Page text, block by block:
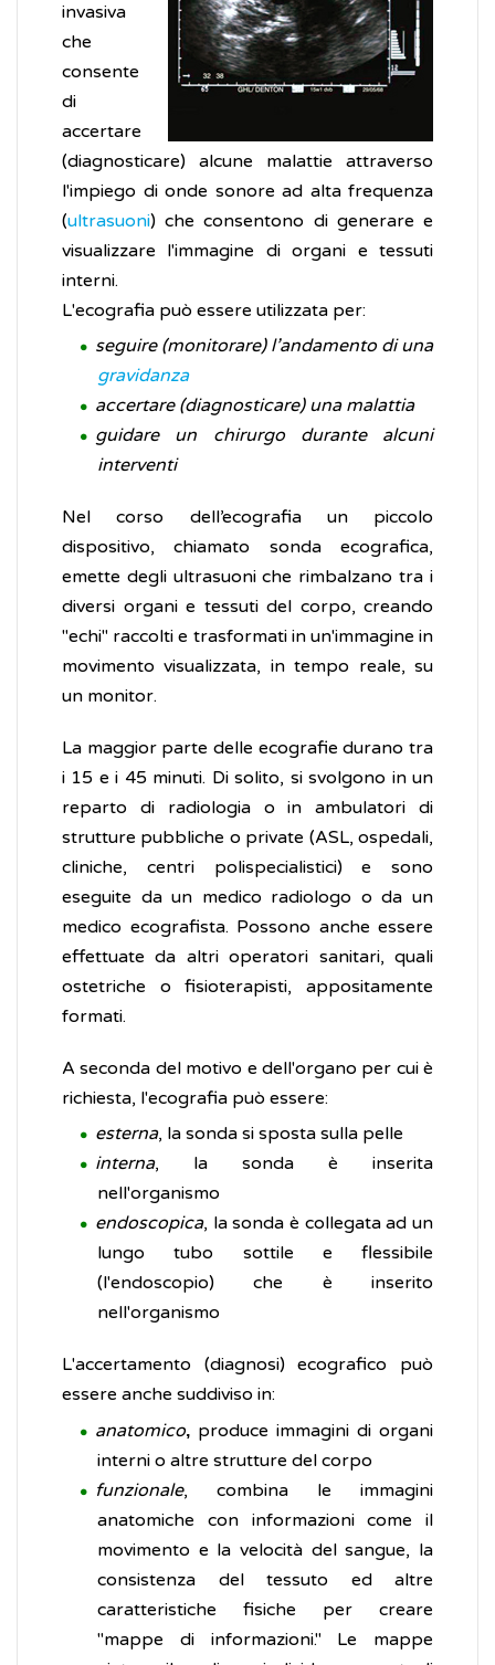
invasiva
che
consente
di
accertare
(diagnosticare) alcune malattie attraverso
l'impiego di onde sonore ad alta frequenza
(ultrasuoni) che consentono di generare e
visualizzare l'immagine di organi e tessuti
interni.
L'ecografia può essere utilizzata per:
seguire (monitorare) l’andamento di una
gravidanza
accertare (diagnosticare) una malattia
guidare un chirurgo durante alcuni
interventi
Nel corso dell’ecografia un piccolo
dispositivo, chiamato sonda ecografica,
emette degli ultrasuoni che rimbalzano tra i
diversi organi e tessuti del corpo, creando
"echi" raccolti e trasformati in un'immagine in
movimento visualizzata, in tempo reale, su
un monitor.
La maggior parte delle ecografie durano tra
i 15 e i 45 minuti. Di solito, si svolgono in un
reparto di radiologia o in ambulatori di
strutture pubbliche o private (ASL, ospedali,
cliniche, centri polispecialistici) e sono
eseguite da un medico radiologo o da un
medico ecografista. Possono anche essere
effettuate da altri operatori sanitari, quali
ostetriche o fisioterapisti, appositamente
formati.
A seconda del motivo e dell'organo per cui è
richiesta, l'ecografia può essere:
esterna, la sonda si sposta sulla pelle
interna, la sonda è inserita
nell'organismo
endoscopica, la sonda è collegata ad un
lungo tubo sottile e flessibile
(l'endoscopio) che è inserito
nell'organismo
L'accertamento (diagnosi) ecografico può
essere anche suddiviso in:
anatomico, produce immagini di organi
interni o altre strutture del corpo
funzionale, combina le immagini
anatomiche con informazioni come il
movimento e la velocità del sangue, la
consistenza del tessuto ed altre
caratteristiche fisiche per creare
"mappe di informazioni." Le mappe